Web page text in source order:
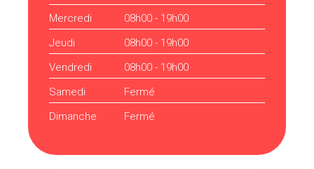
Mercredi
08h00 - 19h00
Jeudi
08h00 - 19h00
Vendredi
08h00 - 19h00
Samedi
Fermé
Dimanche
Fermé